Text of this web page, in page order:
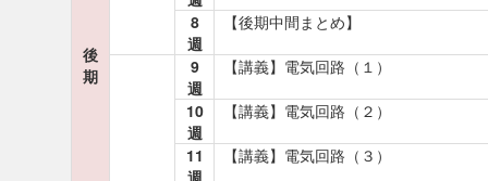
後
期
8
週
【後期中間まとめ】
9
週
【講義】電気回路（１）
10
週
【講義】電気回路（２）
11
週
【講義】電気回路（３）